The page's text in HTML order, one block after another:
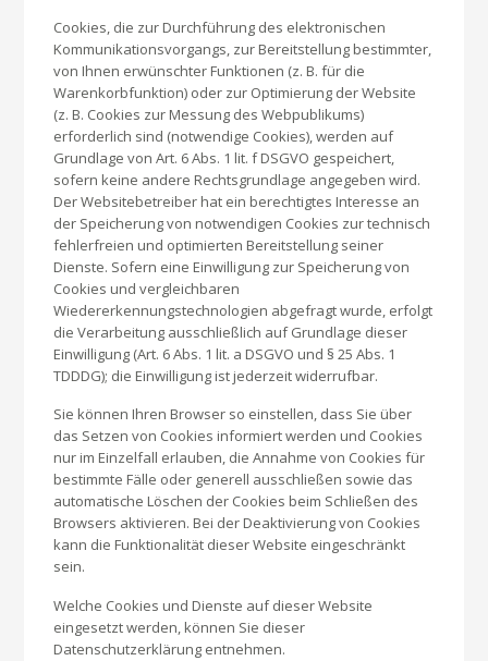
Cookies, die zur Durchführung des elektronischen
Kommunikationsvorgangs, zur Bereitstellung bestimmter,
von Ihnen erwünschter Funktionen (z. B. für die
Warenkorbfunktion) oder zur Optimierung der Website
(z. B. Cookies zur Messung des Webpublikums)
erforderlich sind (notwendige Cookies), werden auf
Grundlage von Art. 6 Abs. 1 lit. f DSGVO gespeichert,
sofern keine andere Rechtsgrundlage angegeben wird.
Der Websitebetreiber hat ein berechtigtes Interesse an
der Speicherung von notwendigen Cookies zur technisch
fehlerfreien und optimierten Bereitstellung seiner
Dienste. Sofern eine Einwilligung zur Speicherung von
Cookies und vergleichbaren
Wiedererkennungstechnologien abgefragt wurde, erfolgt
die Verarbeitung ausschließlich auf Grundlage dieser
Einwilligung (Art. 6 Abs. 1 lit. a DSGVO und § 25 Abs. 1
TDDDG); die Einwilligung ist jederzeit widerrufbar.
Sie können Ihren Browser so einstellen, dass Sie über
das Setzen von Cookies informiert werden und Cookies
nur im Einzelfall erlauben, die Annahme von Cookies für
bestimmte Fälle oder generell ausschließen sowie das
automatische Löschen der Cookies beim Schließen des
Browsers aktivieren. Bei der Deaktivierung von Cookies
kann die Funktionalität dieser Website eingeschränkt
sein.
Welche Cookies und Dienste auf dieser Website
eingesetzt werden, können Sie dieser
Datenschutzerklärung entnehmen.